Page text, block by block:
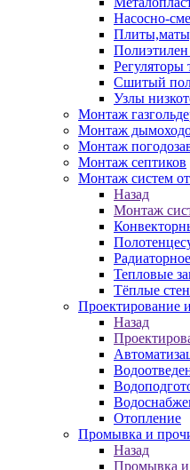
Насосно-
Регуляторы
Сшитый
Узлы
Монтаж
Монтаж
Монтаж
Монтаж септиков
Монтаж систем
Назад
Монтаж
Тепловые
Тёплые
Проектирование
Назад
Отопление
Промывка и
Назад
Промывка и